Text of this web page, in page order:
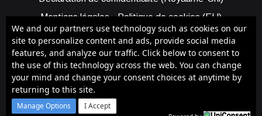
Mentions légales
Politique de cookies (EU)
Cookie Policy (AUS)
Cookie Policy (US)
Qui sommes-nous ?
Participer à Blois Capitale
Bénéficier d’une assistance
Facebook
X
We and our partners use technology such as cookies on our
site to personalize content and ads, provide social media
features, and analyze our traffic. Click below to consent to
the use of this technology across the web. You can change
your mind and change your consent choices at anytime by
returning to this site.
Manage Options I Accept